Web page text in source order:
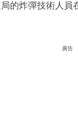
的炸彈技術人
廣告